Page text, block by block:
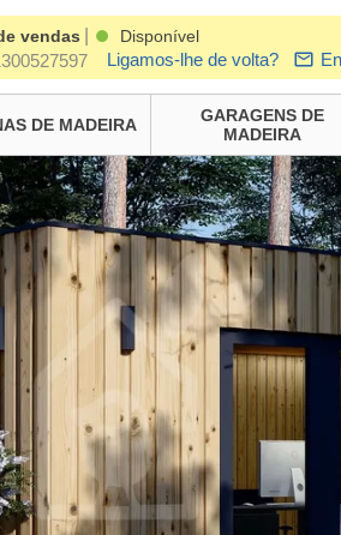
vendas Disponível
Ligamos-lhe de volta?
DE MADEIRA
GARAGENS DE
MADEIRA